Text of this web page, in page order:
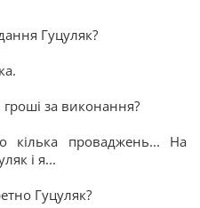
Гуцуляк?
за виконання?
кілька проваджень... На
і я...
Гуцуляк?